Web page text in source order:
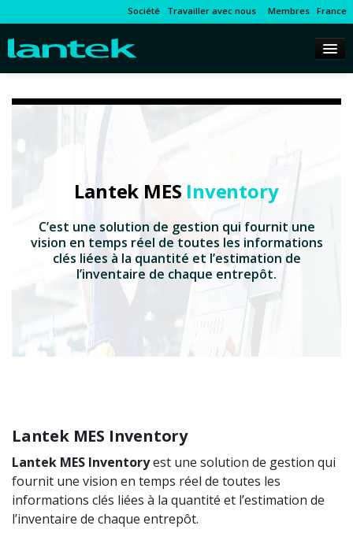
Société Travailler avec nous Membres France
Lantek MES Inventory
C’est une solution de gestion qui fournit une
vision en temps réel de toutes les informations
clés liées à la quantité et l’estimation de
l’inventaire de chaque entrepôt.
Lantek MES Inventory
Lantek MES Inventoryest une solution de gestion qui
fournit une vision en temps réel de toutes les
informations clés liées à la quantité et l’estimation de
l’inventaire de chaque entrepôt.